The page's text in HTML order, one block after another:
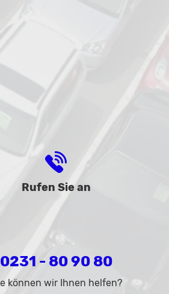
Rufen Sie an
0231 - 80 90 80
können wir Ihnen helfen?